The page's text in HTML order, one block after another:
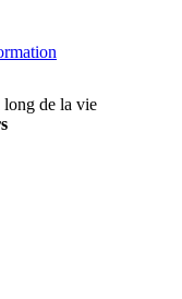
de la vie